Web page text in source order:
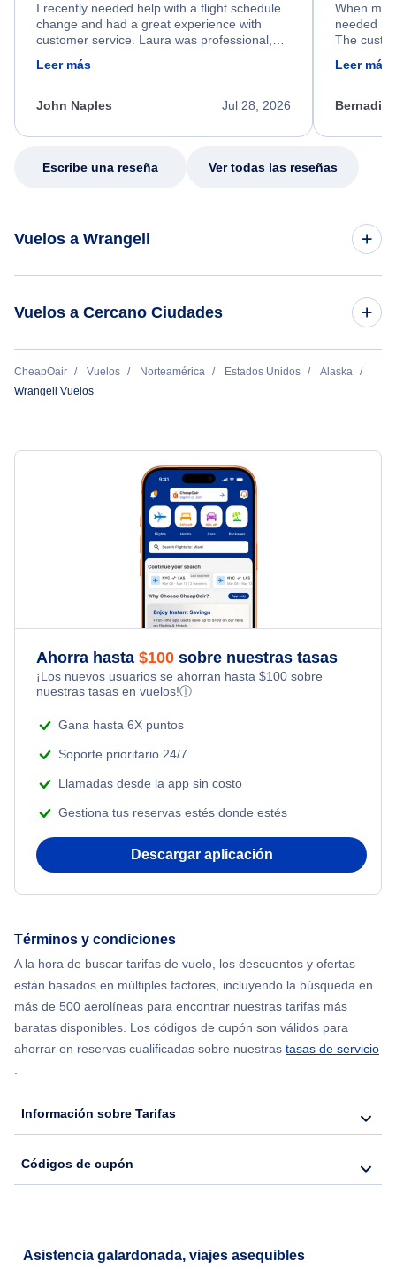
I recently needed help with a flight schedule
change and had a great experience with
customer service. Laura was professional,
friendly, and very helpful throughout the
process. She quickly found a solution and
appreciate her excellent service.
Leer más
Jul 28, 2026
John Naples
When my
needed
The
calm,
my issue.
Leer más
Escribe una reseña Ver todas las reseñas
Vuelos a Wrangell
Vuelos a Cercano Ciudades
Petersburgo Vuelos
Puerto Proteccion Vuelos
Meyers Chuck Vuelos
Thorne Bay Vuelos
Kasaan Vuelos
CheapOair Vuelos Norteamérica Estados Unidos
Alaska
Wrangell Vuelos
Ahorra hasta $100 sobre nuestras tasas
¡Los nuevos usuarios se ahorran hasta $100 sobre
nuestras tasas en vuelos!ⓘ
Gana hasta 6X puntos
Soporte prioritario 24/7
Llamadas desde la app sin costo
Gestiona tus reservas estés donde estés
Descargar aplicación
Términos y condiciones
A la hora de buscar tarifas de vuelo, los descuentos y ofertas
están basados en múltiples factores, incluyendo la búsqueda en
más de 500 aerolíneas para encontrar nuestras tarifas más
baratas disponibles. Los códigos de cupón son válidos para
ahorrar en reservas cualificadas sobre nuestras tasas de servicio
.
Información sobre Tarifas
Códigos de cupón
Asistencia galardonada, viajes asequibles